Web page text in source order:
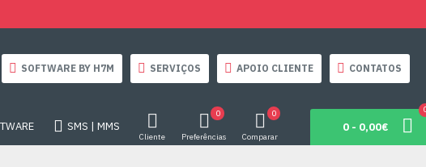
SOFTWARE BY H7M SERVIÇOS APOIO CLIENTE CONTATOS
SMS | MMS
Cliente Preferências
0
Comparar
0
0 - 0,00€